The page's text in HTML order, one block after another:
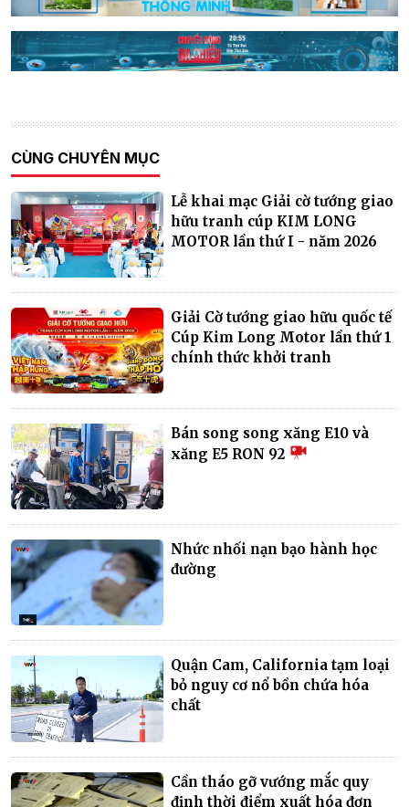
CÙNG CHUYÊN MỤC
Lễ khai mạc Giải cờ tướng giao
hữu tranh cúp KIM LONG
MOTOR lần thứ I - năm 2026
Giải Cờ tướng giao hữu quốc tế
Cúp Kim Long Motor lần thứ 1
chính thức khởi tranh
Bán song song xăng E10 và
xăng E5 RON 92
Nhức nhối nạn bạo hành học
đường
Quận Cam, California tạm loại
bỏ nguy cơ nổ bồn chứa hóa
chất
Cần tháo gỡ vướng mắc quy
định thời điểm xuất hóa đơn